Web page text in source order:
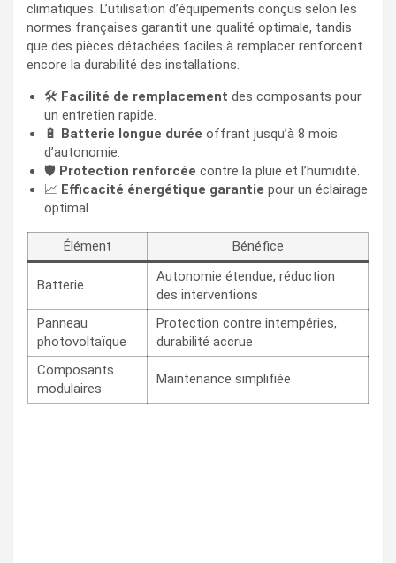
climatiques. L’utilisation d’équipements conçus selon les
normes françaises garantit une qualité optimale, tandis
que des pièces détachées faciles à remplacer renforcent
encore la durabilité des installations.
🛠️ Facilité de remplacement des composants pour
un entretien rapide.
🔋 Batterie longue durée offrant jusqu’à 8 mois
d’autonomie.
🛡️ Protection renforcée contre la pluie et l’humidité.
📈 Efficacité énergétique garantie pour un éclairage
optimal.
Élément Bénéfice
Batterie
Autonomie étendue, réduction
des interventions
Panneau
photovoltaïque
Protection contre intempéries,
durabilité accrue
Composants
modulaires
Maintenance simplifiée